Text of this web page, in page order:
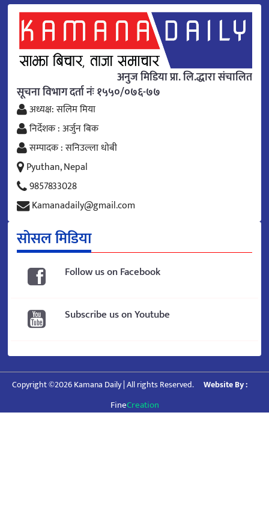
अनुज मिडिया प्रा. लि.द्धारा संचालित
सूचना विभाग दर्ता नंः १५५०/०७६-७७
अध्यक्ष: सलिम मिया
निर्देशक : अर्जुन बिक
सम्पादक : सनिउल्ला धोबी
Pyuthan, Nepal
9857833028
Kamanadaily@gmail.com
सोसल मिडिया
Follow us on Facebook
Subscribe us on Youtube
Copyright ©2026 Kamana Daily | All rights Reserved. Website By :
FineCreation